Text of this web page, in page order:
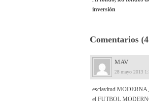
inversión
Comentarios
MAV
28 mayo 2013
esclavitud MODERNA,
el FUTBOL